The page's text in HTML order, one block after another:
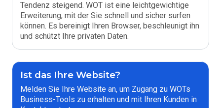
Tendenz steigend. WOT ist eine leichtgewichtige
Erweiterung, mit der Sie schnell und sicher surfen
können. Es bereinigt Ihren Browser, beschleunigt ihn
und schützt Ihre privaten Daten.
Ist das Ihre Website?
Melden Sie Ihre Website an, um Zugang zu WOTs
Business-Tools zu erhalten und mit Ihren Kunden in